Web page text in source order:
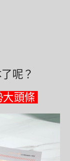
呢？
大頭條